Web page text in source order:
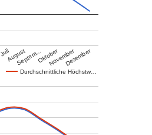
Durchschnittliche Höchstw…
JuliAugustSeptem…OktoberNovemberDezember